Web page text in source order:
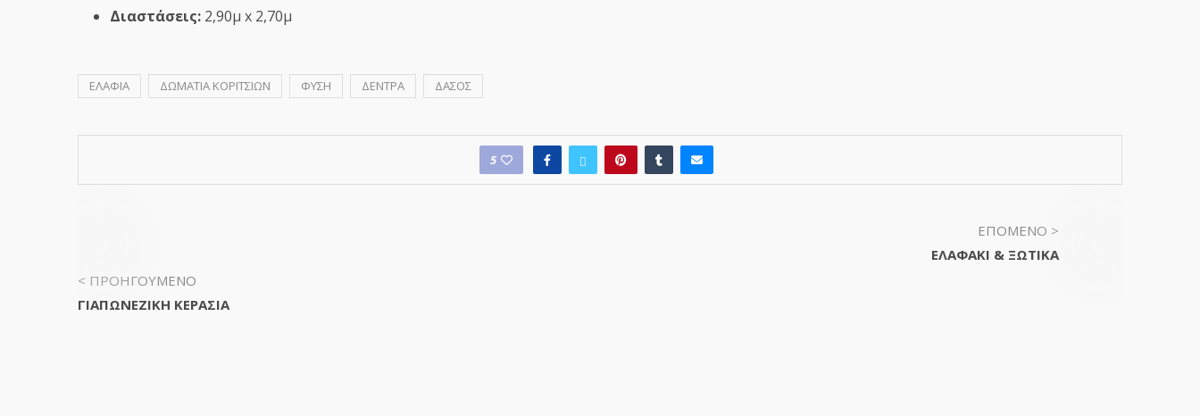
Διαστάσεις: 2,90μ x 2,70μ
ΕΛΑΦΙΑ ΔΩΜΑΤΙΑ ΚΟΡΙΤΣΙΩΝ ΦΥΣΗ ΔΕΝΤΡΑ ΔΑΣΟΣ
5
< ΠΡΟΗΓΟΥΜΕΝΟ
ΓΙΑΠΩΝΕΖΙΚΗ ΚΕΡΑΣΙΑ
ΕΠΟΜΕΝΟ >
ΕΛΑΦΑΚΙ & ΞΩΤΙΚΑ